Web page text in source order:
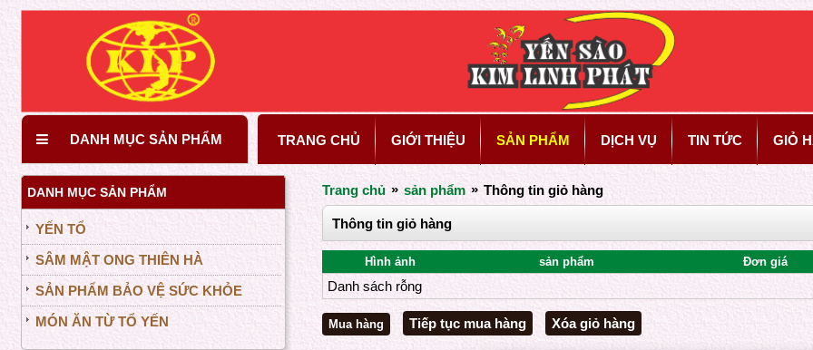
DANH MỤC SẢN PHẨM TRANG CHỦ GIỚI THIỆU SẢN PHẨM DỊCH VỤ TIN TỨC GIỎ
DANH MỤC SẢN PHẨM
YẾN TỔ
SÂM MẬT ONG THIÊN HÀ
SẢN PHẨM BẢO VỆ SỨC KHỎE
MÓN ĂN TỪ TỔ YẾN
Trang chủ » sản phẩm » Thông tin giỏ hàng
Thông tin giỏ hàng
Hình ảnh sản phẩm Đơn giá
Danh sách rỗng
Tiếp tục mua hàng Xóa giỏ hàng